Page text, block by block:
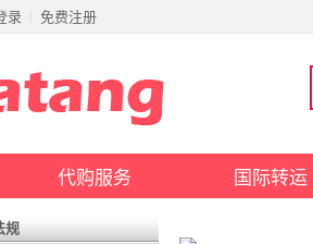
录 免费注册
代购服务 国际转运
规